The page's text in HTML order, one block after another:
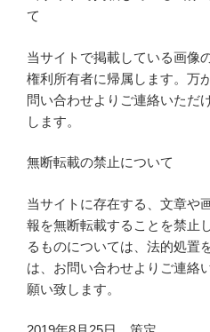
て
当サイトで掲載している画像
権利所有者に帰属します。万
問い合わせよりご連絡いただ
します。
無断転載の禁止について
当サイトに存在する、文章や
報を無断転載することを禁止
るものについては、法的処置
は、お問い合わせよりご連絡
願い致します。